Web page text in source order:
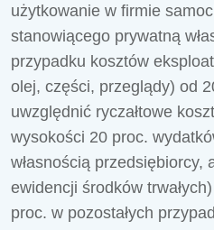
użytkowanie w firmie
stanowiącego prywatną
przypadku kosztów
olej, części, przeglądy) od
uwzględnić ryczałtowe
wysokości 20 proc.
własnością przedsiębiorcy,
ewidencji środków
proc. w pozostałych